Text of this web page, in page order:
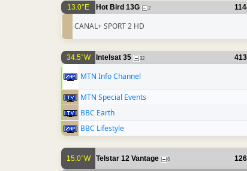
13.0°E Hot Bird 13G 2
CANAL+ SPORT 2 HD
34.5°W Intelsat 35 32
MTN Info Channel
MTN Special Events
BBC Earth
BBC Lifestyle
15.0°W Telstar 12 Vantage 6